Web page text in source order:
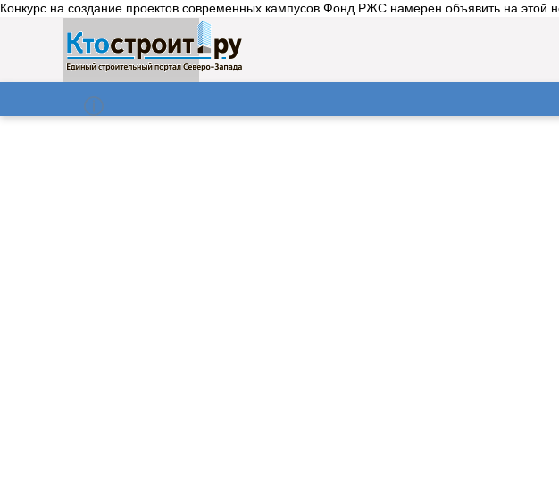
Конкурс на создание проектов современных кампусов Фонд РЖС намерен объявить на этой